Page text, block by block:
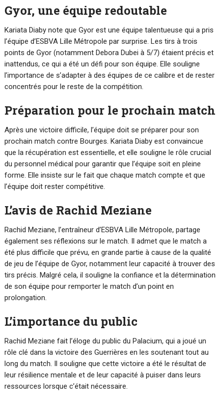
Gyor, une équipe redoutable
Kariata Diaby note que Gyor est une équipe talentueuse qui a pris
l’équipe d’ESBVA Lille Métropole par surprise. Les tirs à trois
points de Gyor (notamment Debora Dubei à 5/7) étaient précis et
inattendus, ce qui a été un défi pour son équipe. Elle souligne
l’importance de s’adapter à des équipes de ce calibre et de rester
concentrés pour le reste de la compétition.
Préparation pour le prochain match
Après une victoire difficile, l’équipe doit se préparer pour son
prochain match contre Bourges. Kariata Diaby est convaincue
que la récupération est essentielle, et elle souligne le rôle crucial
du personnel médical pour garantir que l’équipe soit en pleine
forme. Elle insiste sur le fait que chaque match compte et que
l’équipe doit rester compétitive.
L’avis de Rachid Meziane
Rachid Meziane, l’entraîneur d’ESBVA Lille Métropole, partage
également ses réflexions sur le match. Il admet que le match a
été plus difficile que prévu, en grande partie à cause de la qualité
de jeu de l’équipe de Gyor, notamment leur capacité à trouver des
tirs précis. Malgré cela, il souligne la confiance et la détermination
de son équipe pour remporter le match d’un point en
prolongation.
L’importance du public
Rachid Meziane fait l’éloge du public du Palacium, qui a joué un
rôle clé dans la victoire des Guerrières en les soutenant tout au
long du match. Il souligne que cette victoire a été le résultat de
leur résilience mentale et de leur capacité à puiser dans leurs
ressources lorsque c’était nécessaire.